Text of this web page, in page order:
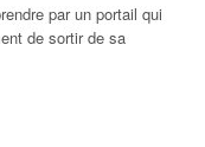
par un portail qui
de sortir de sa